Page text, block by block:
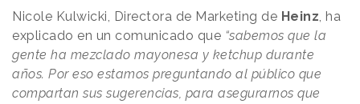
Nicole Kulwicki, Directora de Marketing de Heinz, ha
explicado en un comunicado que “sabemos que la
gente ha mezclado mayonesa y ketchup durante
años. Por eso estamos preguntando al público que
compartan sus sugerencias, para asegurarnos que